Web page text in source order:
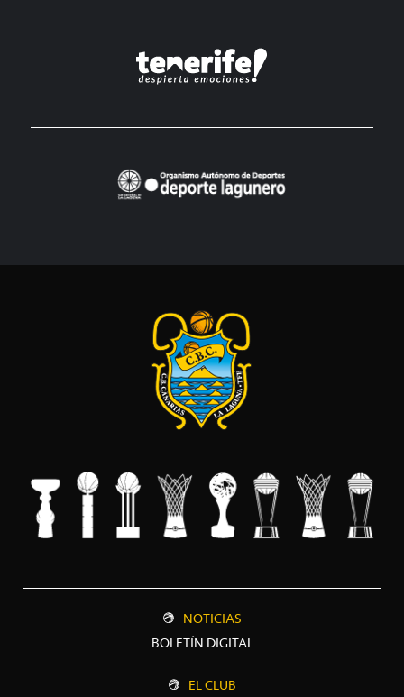
NOTICIAS
BOLETÍN DIGITAL
EL CLUB